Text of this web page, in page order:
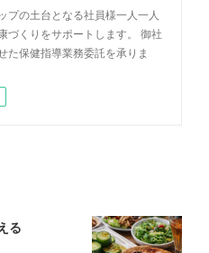
プの土台となる社員様一人一人
づくりをサポートします。 御社
た保健指導業務委託を承りま
る